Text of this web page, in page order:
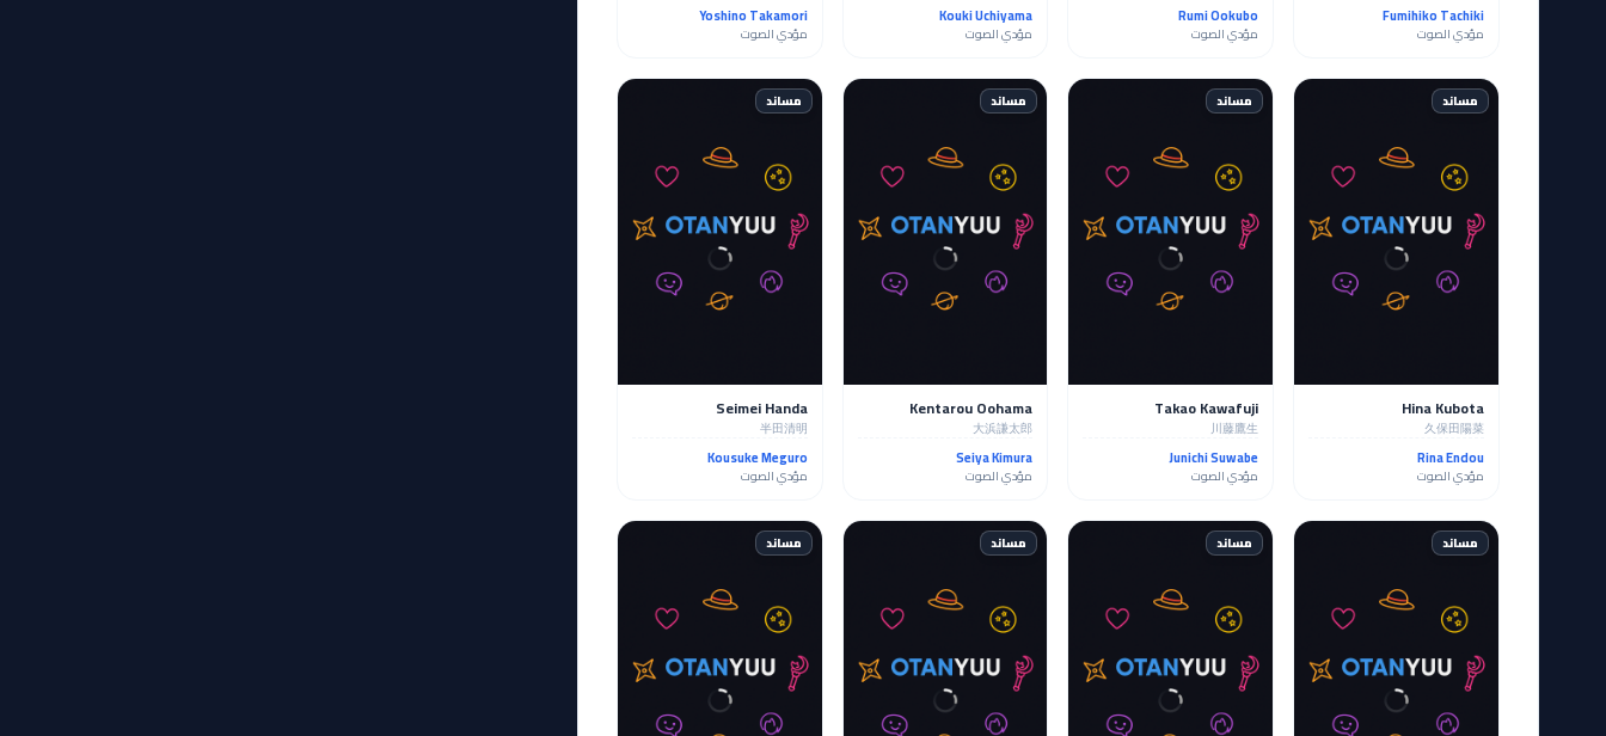
Fumihiko Tachiki
مؤدي الصوت
Rumi Ookubo
مؤدي الصوت
Kouki Uchiyama
مؤدي الصوت
Yoshino Takamori
مؤدي الصوت
مساند
Hina Kubota
久保田陽菜
Rina Endou
مؤدي الصوت
مساند
Takao Kawafuji
川藤鷹生
Junichi Suwabe
مؤدي الصوت
مساند
Kentarou Oohama
大浜謙太郎
Seiya Kimura
مؤدي الصوت
مساند
Seimei Handa
半田清明
Kousuke Meguro
مؤدي الصوت
مساند مساند مساند مساند